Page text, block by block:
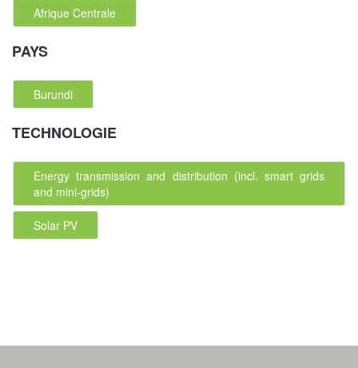
Afrique Centrale
PAYS
Burundi
TECHNOLOGIE
Energy transmission and distribution (incl. smart grids
and mini-grids)
Solar PV